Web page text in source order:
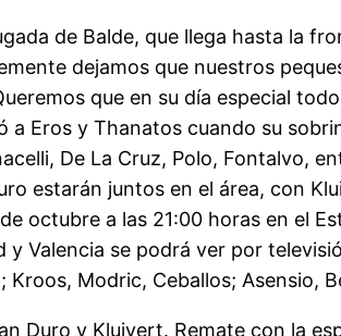
de Balde, que llega hasta la
dejamos que nuestros
que en su día especial
a Eros y Thanatos cuando su
De La Cruz, Polo, Fontalvo,
estarán juntos en el área, con
octubre a las 21:00 horas en el
y Valencia se podrá ver por
Kroos, Modric, Ceballos; Asensio,
Duro y Kluivert. Remate con la